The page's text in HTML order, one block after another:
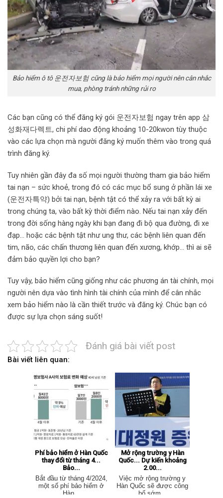
Bảo hiểm ô tô 운전자보험 cũng là bảo hiểm mọi người nên cân nhắc
mua, phòng tránh những rủi ro
Các bạn cũng có thể đăng ký gói 운전자보험 ngay trên app 삼
성화재다렉트, chi phí dao động khoảng 10-20kwon tùy thuộc
vào các lựa chọn mà người đăng ký muốn thêm vào trong quá
trình đăng ký.
Tuy nhiên gần đây đa số mọi người thường tham gia bảo hiểm
tai nạn – sức khoẻ, trong đó có các mục bổ sung ở phần lái xe
(운전자특약) bởi tai nạn, bệnh tật có thể xảy ra với bất kỳ ai
trong chúng ta, vào bất kỳ thời điểm nào. Nếu tai nạn xảy đến
trong đời sống hàng ngày khi bạn đang đi bộ qua đường, đi xe
đạp… hoặc các bệnh tật như ung thư, các bệnh liên quan đến
tim, não, các chấn thương liên quan đến xương, khớp… thì ai sẽ
đảm bảo quyền lợi cho bạn?
Tuy vậy, bảo hiểm cũng giống như các phương án tài chính, mọi
người nên dựa vào tình hình tài chính của mình để cân nhắc
xem bảo hiểm nào là cần thiết trước và đăng ký. Chúc bạn có
được sự lựa chọn sáng suốt!
Đánh giá bài viết post
Bài viết liên quan:
Phí bảo hiểm ở Hàn Quốc
thay đổi từ tháng 4...
Bảo...
Bắt đầu từ tháng 4/2024,
một số phí bảo hiểm ở
Hàn...
Mở rộng trường y Hàn
Quốc... Dự kiến ​​khoảng
2.00...
Việc mở rộng trường y
Hàn Quốc sẽ được công
bố sớm...